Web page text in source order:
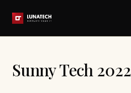
Sunny Tech 2022